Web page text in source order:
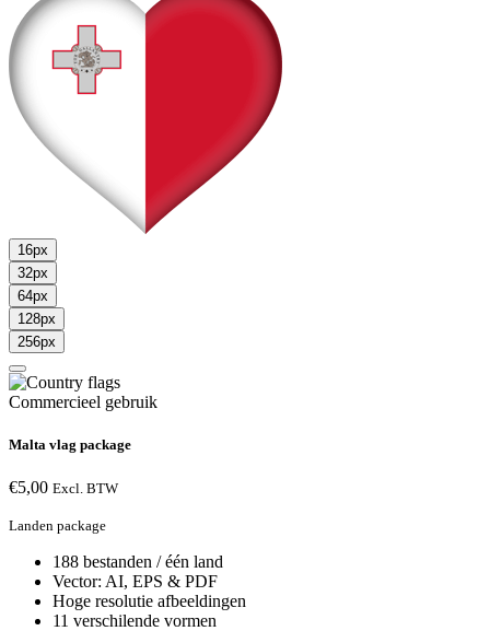
16px
32px
64px
128px
256px
Commercieel gebruik
Malta vlag package
€5,00 Excl. BTW
Landen package
188 bestanden / één land
Vector: AI, EPS & PDF
Hoge resolutie afbeeldingen
11 verschilende vormen